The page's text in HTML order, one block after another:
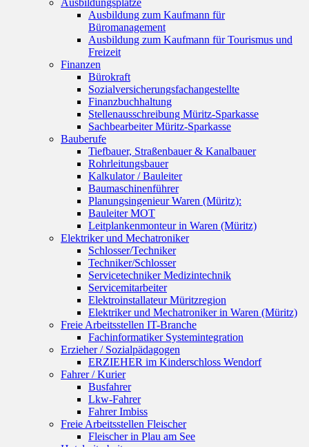
Ausbildungsplätze
Ausbildung zum Kaufmann für
Büromanagement
Ausbildung zum Kaufmann für Tourismus und
Freizeit
Finanzen
Bürokraft
Sozialversicherungsfachangestellte
Finanzbuchhaltung
Stellenausschreibung Müritz-Sparkasse
Sachbearbeiter Müritz-Sparkasse
Bauberufe
Tiefbauer, Straßenbauer & Kanalbauer
Rohrleitungsbauer
Kalkulator / Bauleiter
Baumaschinenführer
Planungsingenieur Waren (Müritz):
Bauleiter MOT
Leitplankenmonteur in Waren (Müritz)
Elektriker und Mechatroniker
Schlosser/Techniker
Techniker/Schlosser
Servicetechniker Medizintechnik
Servicemitarbeiter
Elektroinstallateur Müritzregion
Elektriker und Mechatroniker in Waren (Müritz)
Freie Arbeitsstellen IT-Branche
Fachinformatiker Systemintegration
Erzieher / Sozialpädagogen
ERZIEHER im Kinderschloss Wendorf
Fahrer / Kurier
Busfahrer
Lkw-Fahrer
Fahrer Imbiss
Freie Arbeitsstellen Fleischer
Fleischer in Plau am See